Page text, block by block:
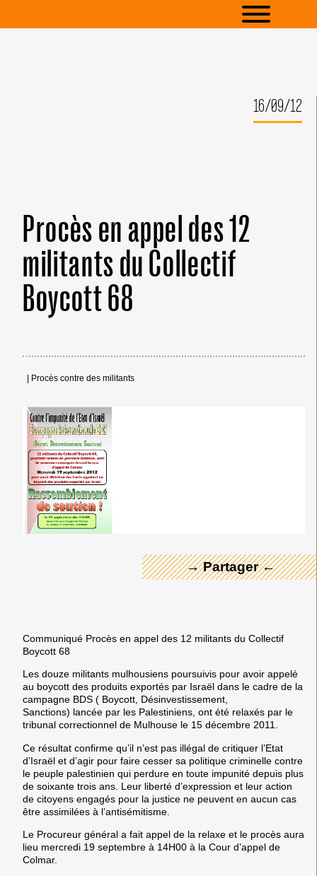
16/09/12
Procès en appel des 12
militants du Collectif
Boycott 68
Procès contre des militants
→ Partager ←
Communiqué Procès en appel des 12 militants du Collectif
Boycott 68
Les douze militants mulhousiens poursuivis pour avoir appelé
au boycott des produits exportés par Israël dans le cadre de la
campagne BDS ( Boycott, Désinvestissement,
Sanctions) lancée par les Palestiniens, ont été relaxés par le
tribunal correctionnel de Mulhouse le 15 décembre 2011.
Ce résultat confirme qu’il n’est pas illégal de critiquer l’Etat
d’Israël et d’agir pour faire cesser sa politique criminelle contre
le peuple palestinien qui perdure en toute impunité depuis plus
de soixante trois ans. Leur liberté d’expression et leur action
de citoyens engagés pour la justice ne peuvent en aucun cas
être assimilées à l’antisémitisme.
Le Procureur général a fait appel de la relaxe et le procès aura
lieu mercredi 19 septembre à 14H00 à la Cour d’appel de
Colmar.